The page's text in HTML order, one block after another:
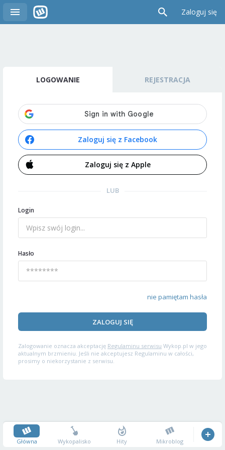
Zaloguj się
LOGOWANIE REJESTRACJA
Zaloguj się z Facebook
Zaloguj się z Apple
LUB
Login
Hasło
nie pamiętam hasła
ZALOGUJ SIĘ
Zalogowanie oznacza akceptację Regulaminu serwisu Wykop.pl w jego
aktualnym brzmieniu. Jeśli nie akceptujesz Regulaminu w całości,
prosimy o niekorzystanie z serwisu.
Główna Wykopalisko Hity Mikroblog